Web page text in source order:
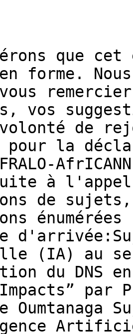
que
forme. Nous
vos
de
pour la
à
de
énumérées
(IA) au
du DNS
par